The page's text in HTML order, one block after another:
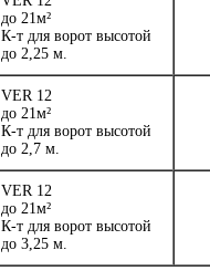
до 21м²
К-т для ворот высотой
до 2,25 м.
VER 12
до 21м²
К-т для ворот высотой
до 2,7 м.
VER 12
до 21м²
К-т для ворот высотой
до 3,25 м.